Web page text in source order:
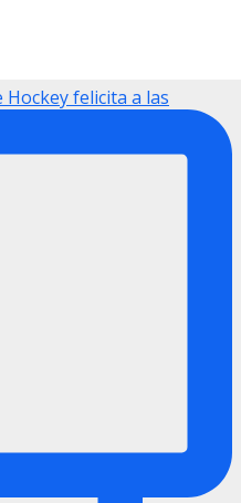
Hockey felicita a las